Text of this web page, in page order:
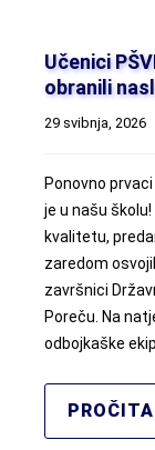
Učenici
obranili
29 svibnja, 2026
Ponovno
je u našu
kvalitetu,
zaredom
završnici
Poreču. Na
odbojkaške